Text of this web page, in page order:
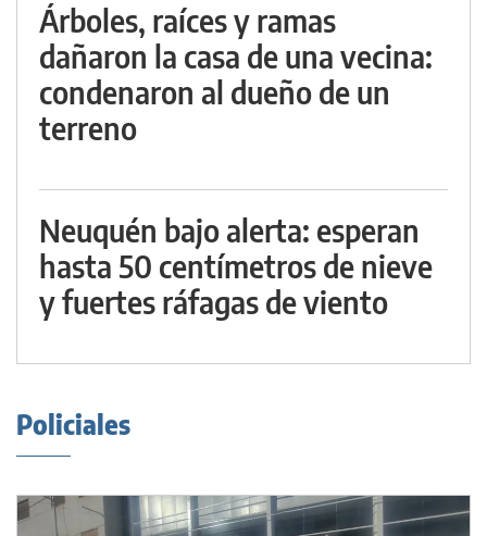
Árboles, raíces y ramas
dañaron la casa de una vecina:
condenaron al dueño de un
terreno
Neuquén bajo alerta: esperan
hasta 50 centímetros de nieve
y fuertes ráfagas de viento
Policiales